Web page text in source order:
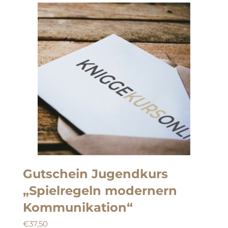
Gutschein Jugendkurs
„Spielregeln modernern
Kommunikation“
€37,50